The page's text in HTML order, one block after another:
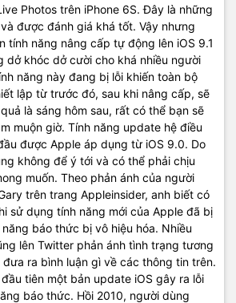
Photos trên iPhone 6S. Đây là những
được đánh giá khá tốt. Vậy nhưng
tính năng nâng cấp tự động lên iOS 9.1
dở khóc dở cười cho khá nhiều người
năng này đang bị lỗi khiến toàn bộ
lập từ trước đó, sau khi nâng cấp, sẽ
là sáng hôm sau, rất có thể bạn sẽ
muộn giờ. Tính năng update hệ điều
được Apple áp dụng từ iOS 9.0. Do
không để ý tới và có thể phải chịu
muốn. Theo phản ánh của người
trên trang Appleinsider, anh biết có
sử dụng tính năng mới của Apple đã bị
báo thức bị vô hiệu hóa. Nhiều
lên Twitter phản ánh tình trạng tương
ra bình luận gì về các thông tin trên.
tiên một bản update iOS gây ra lỗi
báo thức. Hồi 2010, người dùng